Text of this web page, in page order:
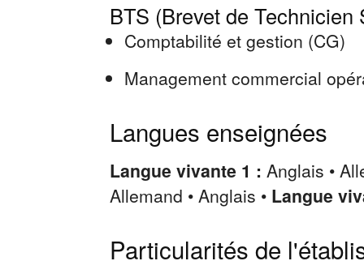
BTS (Brevet de Technicien
Comptabilité et gestion (CG)
Management commercial
Langues enseignées
Langue vivante 1 : Anglais •
Allemand • Anglais • Langue
Particularités de